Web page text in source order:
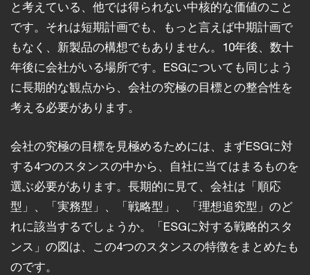
と考えている、他では得られない中核的な価値のこと
です。それは短期計画でも、もっと言えば中期計画で
もなく、新製品の構想でもありません。10年後、数十
年後に会社がいる場所です。ESGについても同じよう
に長期的な観点から、会社の究極の目標との整合性を
考える必要があります。
会社の究極の目標を見極めるためには、まずESGに対
する4つのスタンスの中から、自社に当てはまるものを
選ぶ必要があります。長期的に見て、会社は「順応
型」、「実務型」、「戦略型」、「理想追究型」のど
れに該当するでしょうか。「ESGに対する戦略的スタ
ンス」の図は、この4つのスタンスの特徴をまとめたも
のです。